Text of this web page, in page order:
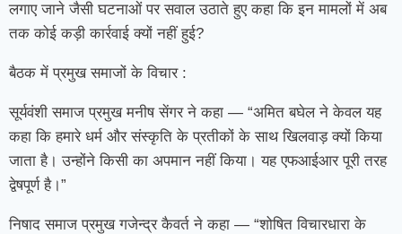
लगाए जाने जैसी घटनाओं पर सवाल उठाते हुए कहा कि इन मामलों में अब
तक कोई कड़ी कार्रवाई क्यों नहीं हुई?
बैठक में प्रमुख समाजों के विचार :
सूर्यवंशी समाज प्रमुख मनीष सेंगर ने कहा — “अमित बघेल ने केवल यह
कहा कि हमारे धर्म और संस्कृति के प्रतीकों के साथ खिलवाड़ क्यों किया
जाता है। उन्होंने किसी का अपमान नहीं किया। यह एफआईआर पूरी तरह
द्वेषपूर्ण है।”
निषाद समाज प्रमुख गजेन्द्र कैवर्त ने कहा — “शोषित विचारधारा के